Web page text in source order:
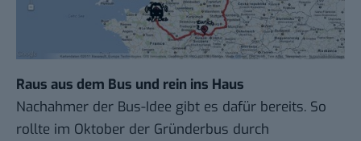
Raus aus dem Bus und rein ins Haus
Nachahmer der Bus-Idee gibt es dafür bereits. So
rollte im Oktober der Gründerbus durch